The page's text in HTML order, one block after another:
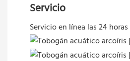
Servicio
Servicio en línea las 24 horas